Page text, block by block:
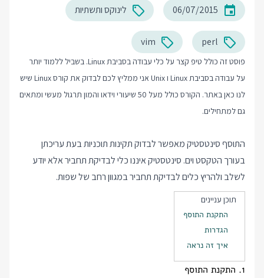
06/07/2015 לינוקס ותשתיות
perl
vim
פוסט זה כולל טיפ קצר על כלי עבודה בסביבת Linux. בשביל ללמוד יותר
על עבודה בסביבת Linux ו Unix אני ממליץ לכם לבדוק את
קורס Linux
שיש
לנו כאן באתר. הקורס כולל מעל 50 שיעורי וידאו והמון תרגול מעשי ומתאים
גם למתחילים.
התוסף סינטסטיק מאפשר לבדוק תקינות תוכניות בעת עריכתן
בעורך הטקסט וים. סינטסטיק איננו כלי לבדיקת תחביר אלא יודע
לשלב ולהריץ כלים לבדיקת תחביר במגוון רחב של שפות.
תוכן עניינים
התקנת התוסף
הגדרות
איך זה נראה
1. התקנת התוסף